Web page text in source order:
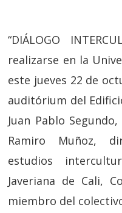
“DIÁLOGO
realizarse en la
este jueves 22 de
auditórium del
Juan Pablo
Ramiro Muñoz,
estudios
Javeriana de Cali,
miembro del